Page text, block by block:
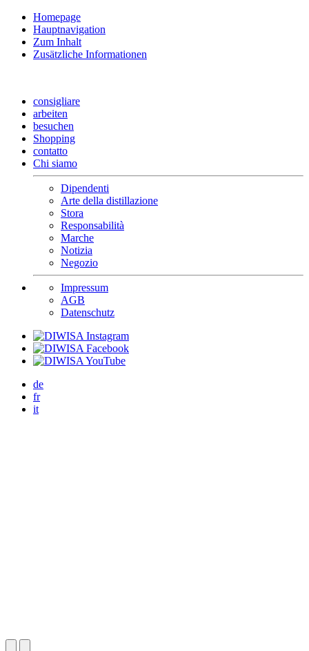
Homepage
Hauptnavigation
Zum Inhalt
Zusätzliche Informationen
consigliare
arbeiten
besuchen
Shopping
contatto
Chi siamo
Dipendenti
Arte della distillazione
Stora
Responsabilità
Marche
Notizia
Negozio
Impressum
AGB
Datenschutz
de
fr
it